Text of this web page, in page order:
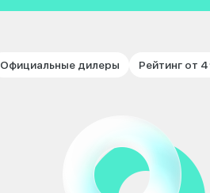
Официальные дилеры Рейтинг от